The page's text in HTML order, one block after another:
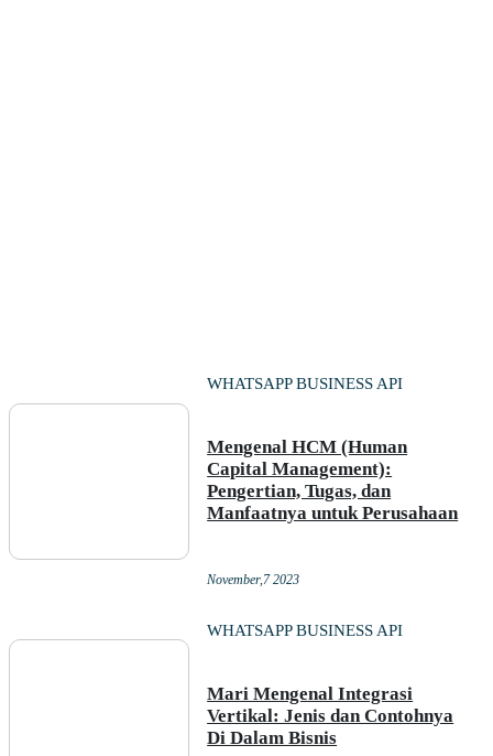
WHATSAPP BUSINESS API
Mengenal HCM (Human
Capital Management):
Pengertian, Tugas, dan
Manfaatnya untuk Perusahaan
November,7 2023
WHATSAPP BUSINESS API
Mari Mengenal Integrasi
Vertikal: Jenis dan Contohnya
Di Dalam Bisnis